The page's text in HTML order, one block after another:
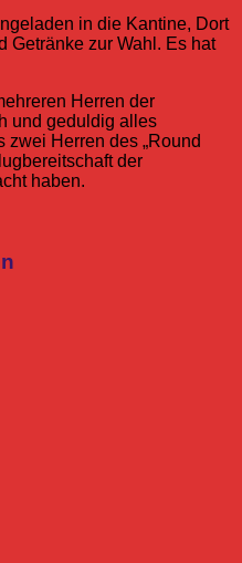
in die Kantine, Dort
Getränke zur Wahl. Es hat
Herren der
und geduldig alles
Herren des „Round
der
haben.